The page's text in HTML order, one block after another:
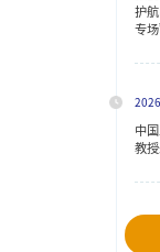
护
专
中
教